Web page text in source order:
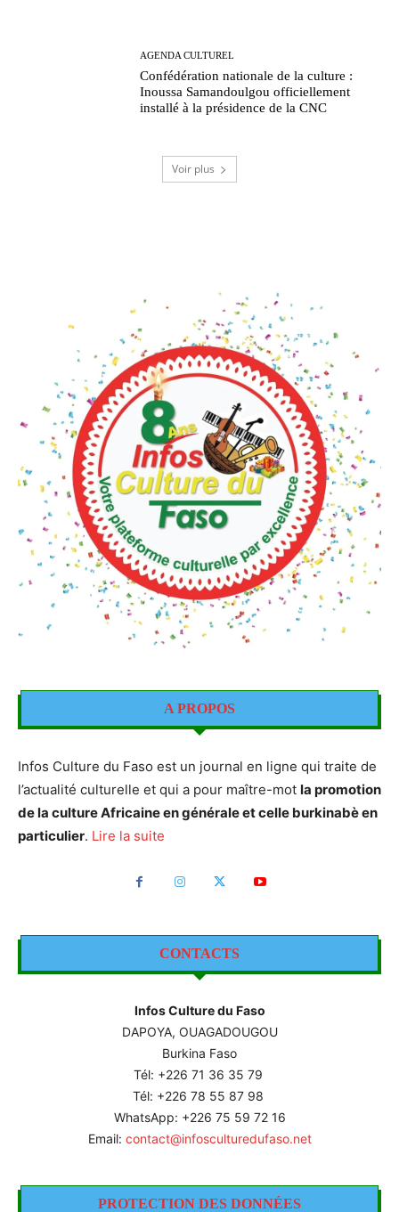
AGENDA CULTUREL
Confédération nationale de la culture :
Inoussa Samandoulgou officiellement
installé à la présidence de la CNC
Voir plus
A PROPOS
Infos Culture du Faso est un journal en ligne qui traite de
l’actualité culturelle et qui a pour maître-mot la promotion
de la culture Africaine en générale et celle burkinabè en
particulier. Lire la suite
CONTACTS
Infos Culture du Faso
DAPOYA, OUAGADOUGOU
Burkina Faso
Tél: +226 71 36 35 79
Tél: +226 78 55 87 98
WhatsApp: +226 75 59 72 16
Email: contact@infosculturedufaso.net
PROTECTION DES DONNÉES